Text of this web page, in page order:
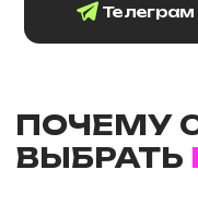
Телеграм
ПОЧЕМУ
ВЫБРАТЬ